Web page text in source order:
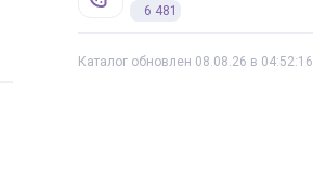
6 481
Каталог обновлен 08.08.26 в 04:52:16